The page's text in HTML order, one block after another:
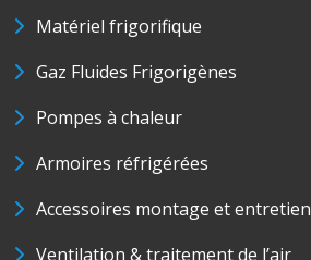
Matériel frigorifique
Gaz Fluides Frigorigènes
Pompes à chaleur
Armoires réfrigérées
Accessoires montage et entretien
Ventilation & traitement de l’air